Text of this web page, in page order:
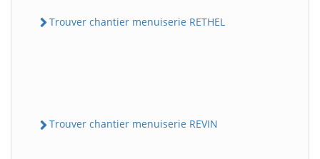
Trouver chantier menuiserie RETHEL
Trouver chantier menuiserie REVIN